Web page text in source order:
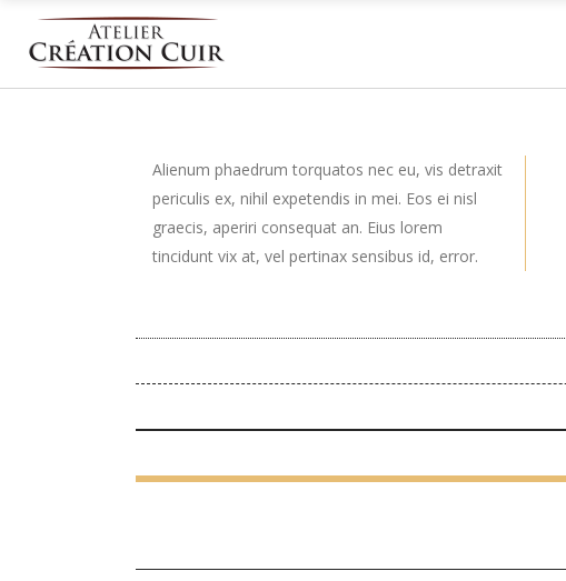
Alienum phaedrum torquatos nec eu, vis detraxit
periculis ex, nihil expetendis in mei. Eos ei nisl
graecis, aperiri consequat an. Eius lorem
tincidunt vix at, vel pertinax sensibus id, error.